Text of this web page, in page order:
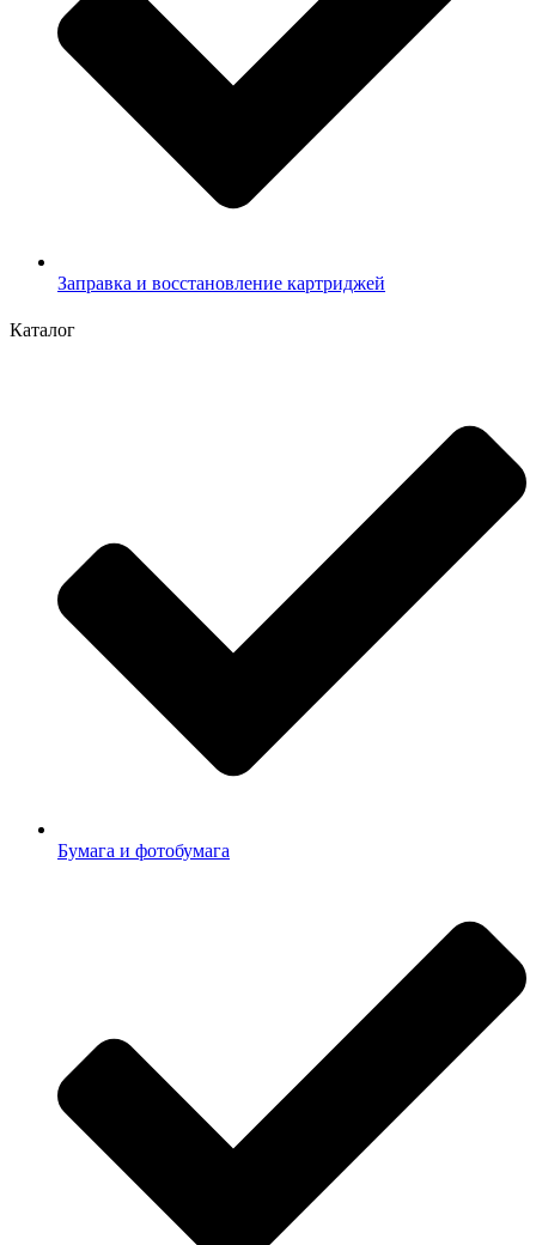
Заправка и восстановление картриджей
Каталог
Бумага и фотобумага